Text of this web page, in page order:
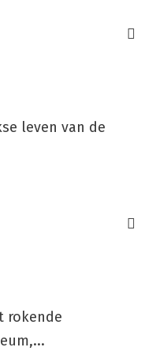
leven van de
rokende